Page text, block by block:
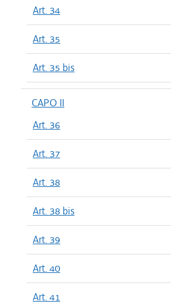
Art. 34
Art. 35
Art. 35 bis
CAPO II
Art. 36
Art. 37
Art. 38
Art. 38 bis
Art. 39
Art. 40
Art. 41